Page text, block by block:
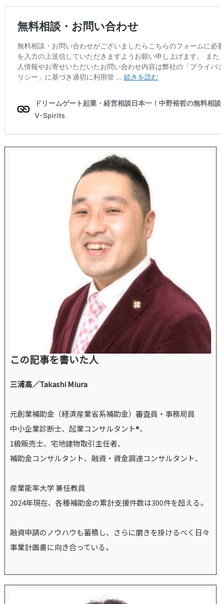
この記事を書いた人
三浦高／Takashi Miura
元創業補助金（経済産業省系補助金）審査員・事務局員
中小企業診断士、起業コンサルタント®、
1級販売士、宅地建物取引主任者、
補助金コンサルタント、融資・資金調達コンサルタント、
産業能率大学 兼任教員
2024年現在、各種補助金の累計支援件数は300件を超える。
融資申請のノウハウも蓄積し、さらに磨きを掛けるべく日々
事業計画書に向き合っている。